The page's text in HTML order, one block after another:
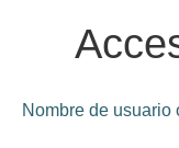
Nombre de usuario